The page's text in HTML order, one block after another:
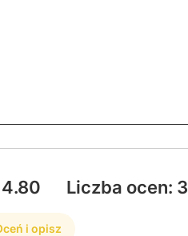
4.80 Liczba ocen: 3
i opisz